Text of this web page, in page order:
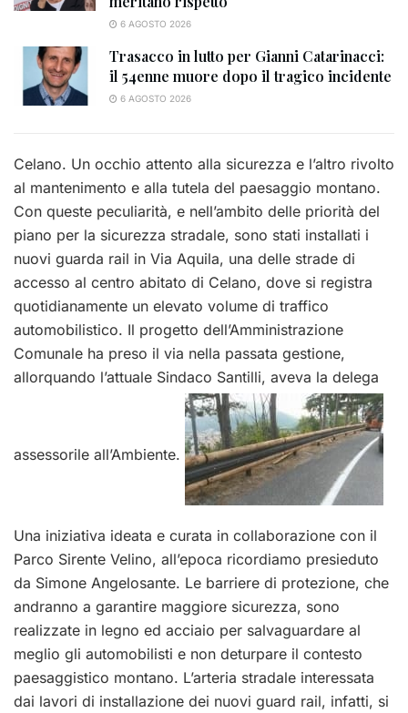
6 AGOSTO 2026
Trasacco in lutto per Gianni Catarinacci:
il 54enne muore dopo il tragico incidente
6 AGOSTO 2026
Celano. Un occhio attento alla sicurezza e l’altro rivolto
al mantenimento e alla tutela del paesaggio montano.
Con queste peculiarità, e nell’ambito delle priorità del
piano per la sicurezza stradale, sono stati installati i
nuovi guarda rail in Via Aquila, una delle strade di
accesso al centro abitato di Celano, dove si registra
quotidianamente un elevato volume di traffico
automobilistico. Il progetto dell’Amministrazione
Comunale ha preso il via nella passata gestione,
allorquando l’attuale Sindaco Santilli, aveva la delega
assessorile all’Ambiente.
Una iniziativa ideata e curata in collaborazione con il
Parco Sirente Velino, all’epoca ricordiamo presieduto
da Simone Angelosante. Le barriere di protezione, che
andranno a garantire maggiore sicurezza, sono
realizzate in legno ed acciaio per salvaguardare al
meglio gli automobilisti e non deturpare il contesto
paesaggistico montano. L’arteria stradale interessata
dai lavori di installazione dei nuovi guard rail, infatti, si